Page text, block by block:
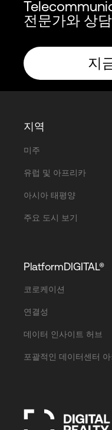
전문가와 상
지
지역
미주
유럽 및 아프리카
아시아 태평양
주요 도시 보기
PlatformDIGITAL®
코로케이션
연결성
데이터 인사이트 허브
포괄적인 데이터센터